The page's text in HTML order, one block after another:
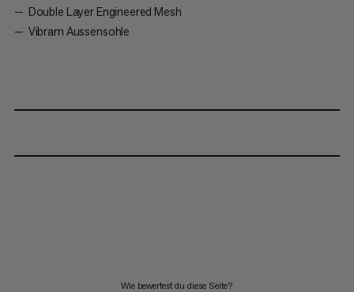
Double Layer Engineered Mesh
Vibram Aussensohle
Wie bewertest du diese Seite?